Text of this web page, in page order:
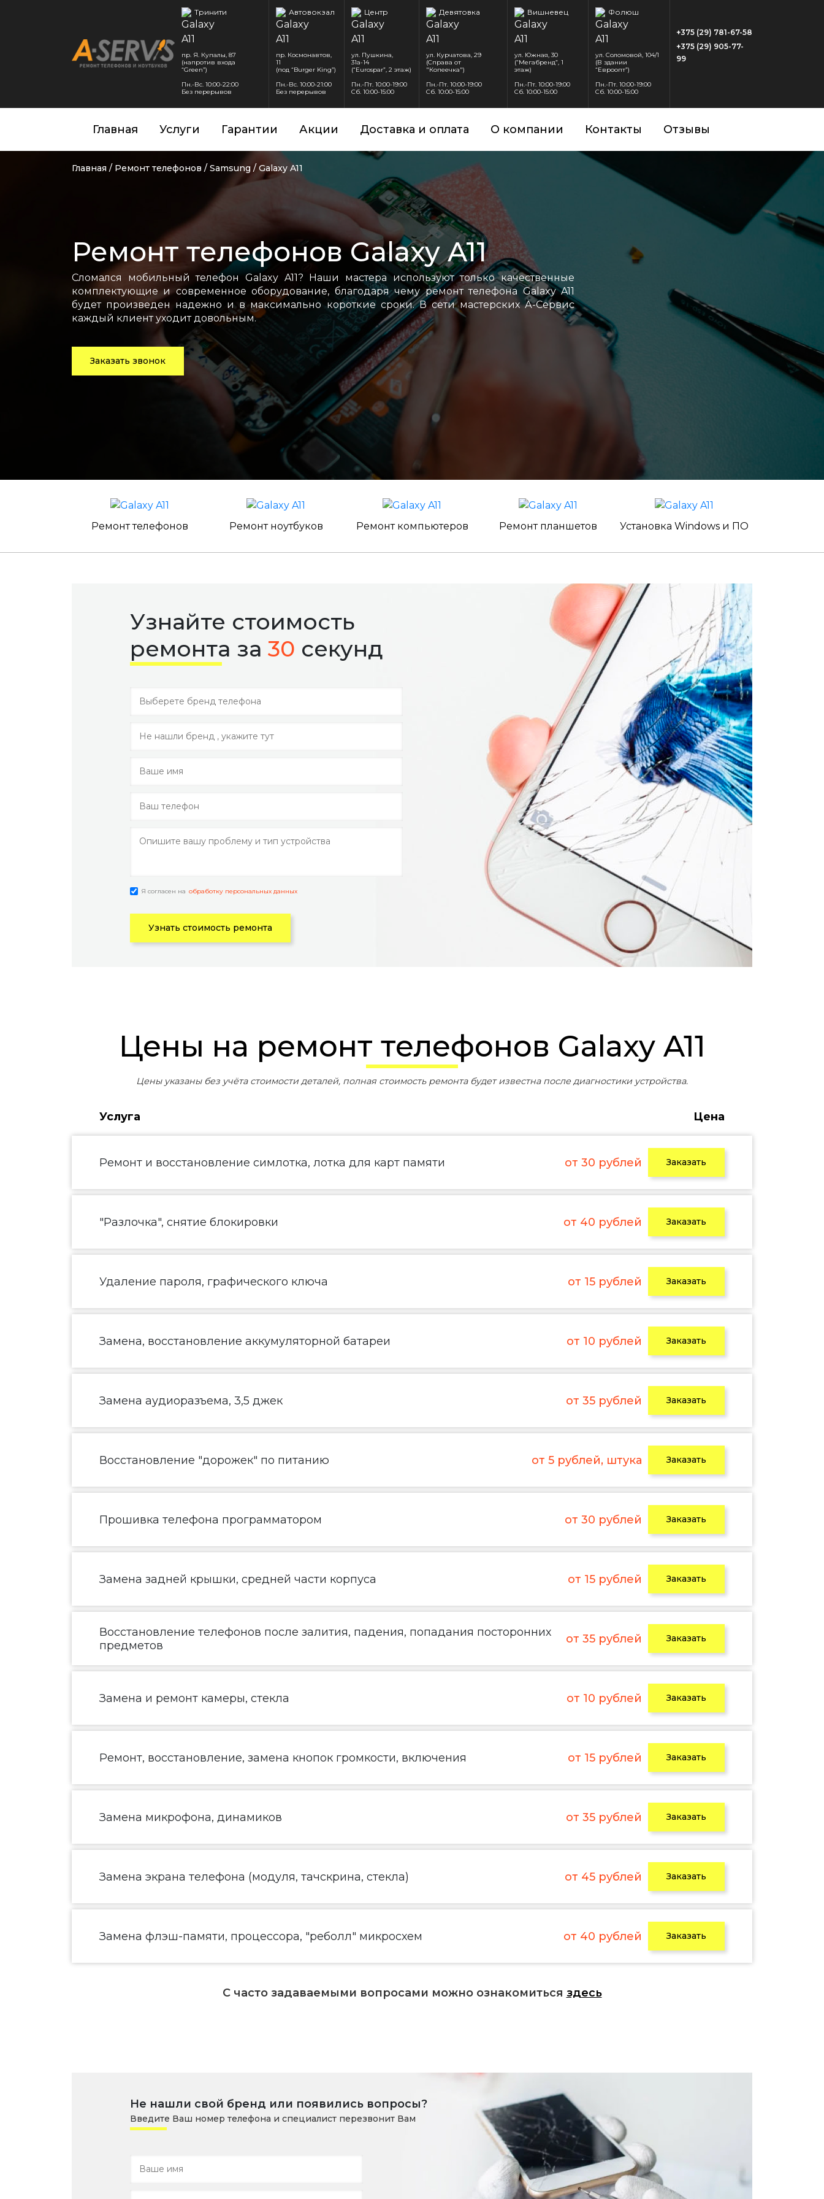
Тринити
пр. Я. Купалы, 87
(напротив входа
“Green”)
Пн.-Вс. 10:00-22:00
Без перерывов
Автовокзал
пр. Космонавтов,
11
(под “Burger King”)
Пн.-Вс. 10:00-21:00
Без перерывов
Центр
ул. Пушкина,
31а-14
(“Eurospar”, 2 этаж)
Пн.-Пт. 10:00-19:00
Сб. 10:00-15:00
Девятовка
ул. Курчатова, 29
(Справа от
"Копеечка")
Пн.-Пт. 10:00-19:00
Сб. 10:00-15:00
Вишневец
ул. Южная, 30
(“Мегабренд”, 1
этаж)
Пн.-Пт. 10:00-19:00
Сб. 10:00-15:00
Фолюш
ул. Соломовой, 104/1
(В здании
“Евроопт”)
Пн.-Пт. 10:00-19:00
Сб. 10:00-15:00
+375 (29) 781-67-58
+375 (29) 905-77-
99
Главная Услуги Гарантии Акции Доставка и оплата О компании Контакты Отзывы
Главная / Ремонт телефонов / Samsung / Galaxy A11
Ремонт телефонов Galaxy A11
Сломался мобильный телефон Galaxy A11? Наши мастера используют только качественные
комплектующие и современное оборудование, благодаря чему ремонт телефона Galaxy A11
будет произведен надежно и в максимально короткие сроки. В сети мастерских А-Сервис
каждый клиент уходит довольным.
Заказать звонок
Ремонт телефонов Ремонт ноутбуков Ремонт компьютеров Ремонт планшетов Установка Windows и ПО
Узнайте стоимость
ремонта за 30 секунд
Я согласен на обработку персональных данных
Узнать стоимость ремонта
Цены на ремонт телефонов Galaxy A11
Цены указаны без учёта стоимости деталей, полная стоимость ремонта будет известна после диагностики устройства.
Услуга Цена
Ремонт и восстановление симлотка, лотка для карт памяти от 30 рублей Заказать
"Разлочка", снятие блокировки от 40 рублей Заказать
Удаление пароля, графического ключа от 15 рублей Заказать
Замена, восстановление аккумуляторной батареи от 10 рублей Заказать
Замена аудиоразъема, 3,5 джек от 35 рублей Заказать
Восстановление "дорожек" по питанию от 5 рублей, штука Заказать
Прошивка телефона программатором от 30 рублей Заказать
Замена задней крышки, средней части корпуса от 15 рублей Заказать
Восстановление телефонов после залития, падения, попадания посторонних
предметов
от 35 рублей Заказать
Замена и ремонт камеры, стекла от 10 рублей Заказать
Ремонт, восстановление, замена кнопок громкости, включения от 15 рублей Заказать
Замена микрофона, динамиков от 35 рублей Заказать
Замена экрана телефона (модуля, тачскрина, стекла) от 45 рублей Заказать
Замена флэш-памяти, процессора, "реболл" микросхем от 40 рублей Заказать
С часто задаваемыми вопросами можно ознакомиться здесь
Не нашли свой бренд или появились вопросы?
Введите Ваш номер телефона и специалист перезвонит Вам